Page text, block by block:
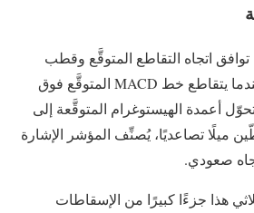
اتجاه التقاطع المتوقَّع وقطب
الهيستوغرام والميل. فعندما يتقاطع خط MACD المتوقَّع فوق
أعمدة الهيستوغرام المتوقَّعة إلى
ميلًا تصاعديًا، يُصنِّف المؤشر الإشارة
صعودي.
هذا جزءًا كبيرًا من الإسقاطات